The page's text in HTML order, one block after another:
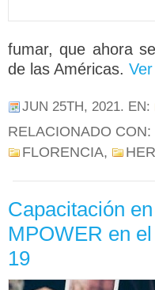
fumar, que ahora
de las Américas.
JUN 25TH, 2021. EN:
RELACIONADO CON:
FLORENCIA,
Capacitación
MPOWER en
19